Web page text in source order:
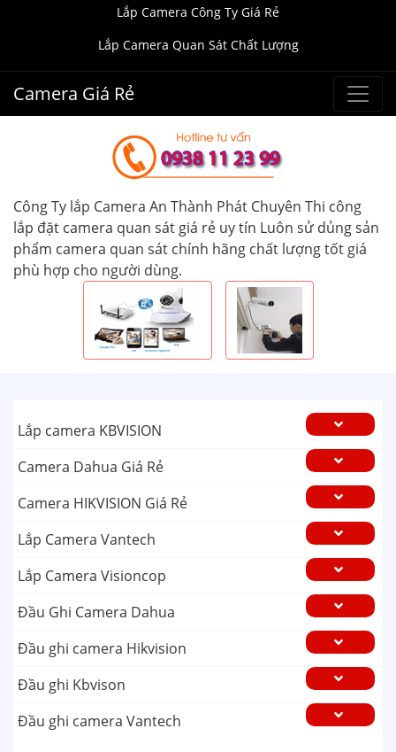
Lắp Camera Công Ty Giá Rẻ
Lắp Camera Quan Sát Chất Lượng
Camera Giá Rẻ
Công Ty lắp Camera An Thành Phát Chuyên Thi công
lắp đặt camera quan sát giá rẻ uy tín Luôn sử dủng sản
phẩm camera quan sát chính hãng chất lượng tốt giá
phù hợp cho người dùng.
Lắp camera KBVISION
Camera Dahua Giá Rẻ
Camera HIKVISION Giá Rẻ
Lắp Camera Vantech
Lắp Camera Visioncop
Đầu Ghi Camera Dahua
Đầu ghi camera Hikvision
Đầu ghi Kbvison
Đầu ghi camera Vantech